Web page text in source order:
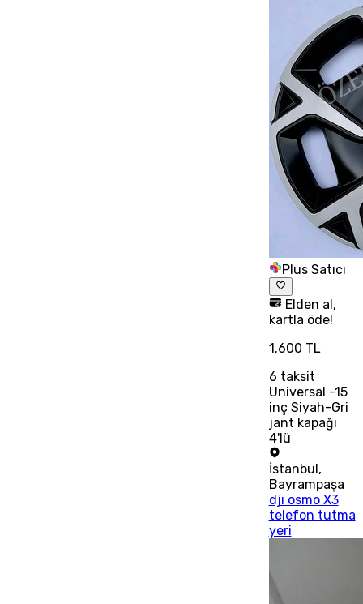
Plus Satıcı
Elden al,
kartla öde!
1.600 TL
6 taksit
Universal -15
inç Siyah-Gri
jant kapağı
4'lü
İstanbul,
Bayrampaşa
djı osmo X3
telefon tutma
yeri